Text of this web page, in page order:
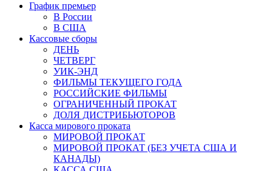
График премьер
В России
В США
Кассовые сборы
ДЕНЬ
ЧЕТВЕРГ
УИК-ЭНД
ФИЛЬМЫ ТЕКУЩЕГО ГОДА
РОССИЙСКИЕ ФИЛЬМЫ
ОГРАНИЧЕННЫЙ ПРОКАТ
ДОЛЯ ДИСТРИБЬЮТОРОВ
Касса мирового проката
МИРОВОЙ ПРОКАТ
МИРОВОЙ ПРОКАТ (БЕЗ УЧЕТА США И
КАНАДЫ)